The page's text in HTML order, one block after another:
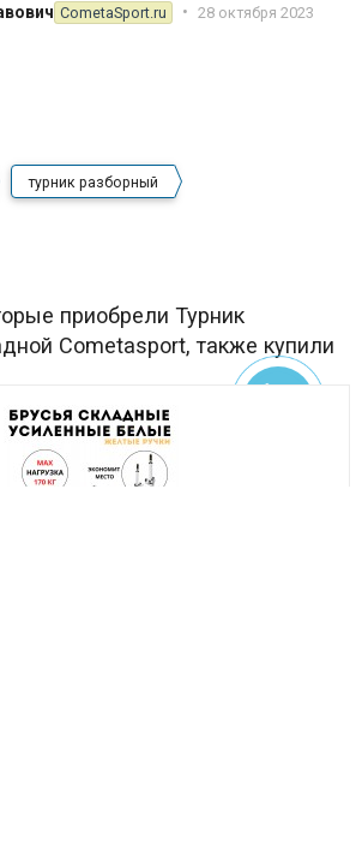
CometaSport.ru • 28 октября 2023
турник разборный
приобрели Турник
Cometasport, также купили